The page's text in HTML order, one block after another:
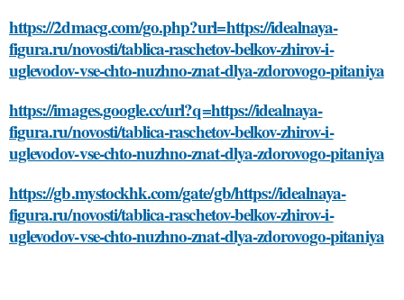
https://2dmacg.com/go.php?url=https://idealnaya-
figura.ru/novosti/tablica-raschetov-belkov-zhirov-i-
uglevodov-vse-chto-nuzhno-znat-dlya-zdorovogo-pitaniya
https://images.google.cc/url?q=https://idealnaya-
figura.ru/novosti/tablica-raschetov-belkov-zhirov-i-
uglevodov-vse-chto-nuzhno-znat-dlya-zdorovogo-pitaniya
https://gb.mystockhk.com/gate/gb/https://idealnaya-
figura.ru/novosti/tablica-raschetov-belkov-zhirov-i-
uglevodov-vse-chto-nuzhno-znat-dlya-zdorovogo-pitaniya